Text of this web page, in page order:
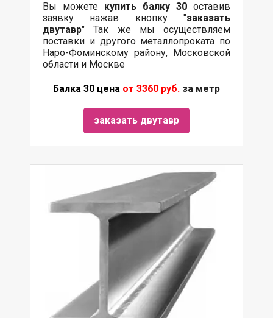
Вы можете купить балку 30 оставив
заявку нажав кнопку "заказать
двутавр" Так же мы осуществляем
поставки и другого металлопроката по
Наро-Фоминскому району, Московской
области и Москве
Балка 30 цена от 3360 руб. за метр
заказать двутавр